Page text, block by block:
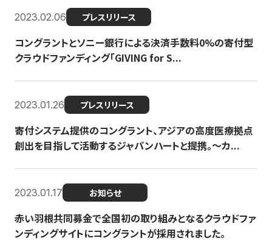
2023.02.06 プレスリリース
コングラントとソニー銀行による決済手数料0%の寄付型
クラウドファンディング「GIVING for S...
2023.01.26 プレスリリース
寄付システム提供のコングラント、アジアの高度医療拠点
創出を目指して活動するジャパンハートと提携。〜カ...
2023.01.17 お知らせ
赤い羽根共同募金で全国初の取り組みとなるクラウドファ
ンディングサイトにコングラントが採用されました。